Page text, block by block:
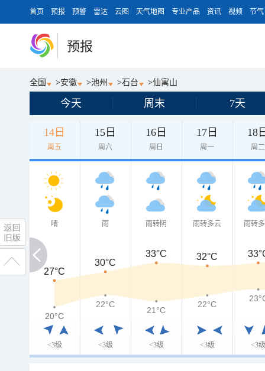
首页 预报 预警 雷达 云图 天气地图 专业产品 资讯 视频 节气
预报
全国 >安徽 >池州 >石台 >仙寓山
今天 周末 7天
14日
周五
15日
周六
16日
周日
17日
周一
18
周二
晴
<3级
雨
<3级
雨转阴
<3级
雨转多云
<3级
雨转
<3级
27°C
27°C
30°C
33°C 32°C
20°C
20°C
22°C
21°C
22°C